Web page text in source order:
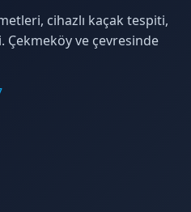
cihazlı kaçak tespiti,
ve çevresinde